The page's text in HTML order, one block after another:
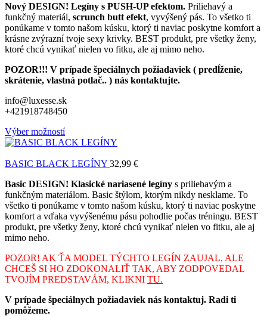
Nový DESIGN! Legíny s PUSH-UP efektom. Priliehavý a
funkčný materiál, scrunch butt efekt, vyvýšený pás. To všetko ti
ponúkame v tomto našom kúsku, ktorý ti naviac poskytne komfort a
krásne zvýrazní tvoje sexy krivky. BEST produkt, pre všetky ženy,
ktoré chcú vynikať nielen vo fitku, ale aj mimo neho.
POZOR!!! V prípade špeciálnych požiadaviek ( predĺženie,
skrátenie, vlastná potlač.. ) nás kontaktujte.
info@luxesse.sk
+421918748450
Výber možností
BASIC BLACK LEGÍNY 32,99 €
Basic DESIGN! Klasické nariasené legíny s priliehavým a
funkčným materiálom. Basic štýlom, ktorým nikdy nesklame. To
všetko ti ponúkame v tomto našom kúsku, ktorý ti naviac poskytne
komfort a vďaka vyvýšenému pásu pohodlie počas tréningu. BEST
produkt, pre všetky ženy, ktoré chcú vynikať nielen vo fitku, ale aj
mimo neho.
POZOR! AK ŤA MODEL TÝCHTO LEGÍN ZAUJAL, ALE
CHCEŠ SI HO ZDOKONALIŤ TAK, ABY ZODPOVEDAL
TVOJÍM PREDSTAVÁM, KLIKNI TU.
V prípade špeciálnych požiadaviek nás kontaktuj. Radi ti
pomôžeme.